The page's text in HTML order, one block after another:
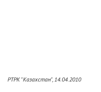
РТРК "Казахстан", 14.04.2010